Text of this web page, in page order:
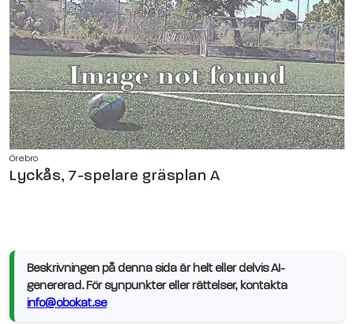
Örebro
Lyckås, 7-spelare gräsplan A
Beskrivningen på denna sida är helt eller delvis AI-
genererad. För synpunkter eller rättelser, kontakta
info@obokat.se